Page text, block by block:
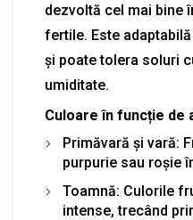
dezvoltă cel mai bine
fertile. Este
și poate tolera soluri
umiditate.
Culoare în funcție de
Primăvară și vară:
purpurie sau roșie
Toamnă: Culorile
intense, trecând